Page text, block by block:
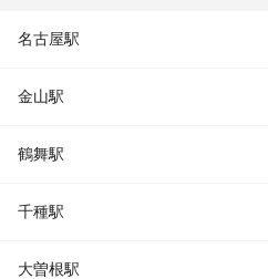
名古屋駅
金山駅
鶴舞駅
千種駅
大曽根駅